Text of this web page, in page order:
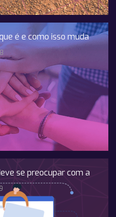
é e como isso muda
se preocupar com a